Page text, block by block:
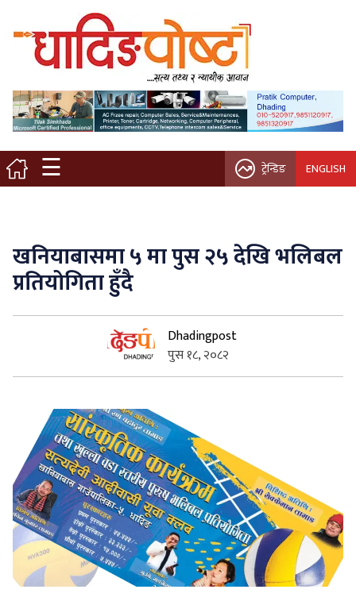
☰
मुख्य पृष्ठ
स्थानीय समाचार
विचार / ब्लग
नगर/गाउँ पालिका
कृषि/सहकारी
साहित्य / संस्कृति
सुचनाहरु
भिडियो
ट्रेन्डिङ ENGLISH
खनियाबासमा ५ मा पुस २५ देखि भलिबल
प्रतियोगिता हुँदै
Dhadingpost
पुस १८, २०८२